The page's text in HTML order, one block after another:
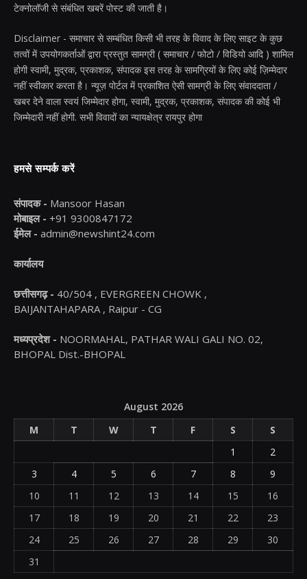
टेक्नोलॉजी से संबंधित खबरें पोस्ट की जाती है।
Disclaimer - समाचार से सम्बंधित किसी भी तरह के विवाद के लिए साइट के कुछ
तत्वों में उपयोगकर्ताओं द्वारा प्रस्तुत सामग्री ( समाचार / फोटो / विडियो आदि ) शामिल
होगी स्वामी, मुद्रक, प्रकाशक, संपादक इस तरह के सामग्रियों के लिए कोई ज़िम्मेदार
नहीं स्वीकार करता है। न्यूज़ पोर्टल में प्रकाशित ऐसी सामग्री के लिए संवाददाता /
खबर देने वाला स्वयं जिम्मेदार होगा, स्वामी, मुद्रक, प्रकाशक, संपादक की कोई भी
जिम्मेदारी नहीं होगी. सभी विवादों का न्यायक्षेत्र रायपुर होगा
हमसे सम्पर्क करें
संपादक - Mansoor Hasan
मोबाइल - +91 9300847172
ईमेल - admin@newshint24.com
कार्यालय
छत्तीसगढ़ - 40/504 , EVERGREEN CHOWK ,
BAIJANTAHAPARA , Raipur - CG
मध्यप्रदेश - NOORMAHAL, PATHAR WALI GALI NO. 02,
BHOPAL Dist.-BHOPAL
August 2026
M
T W T F S
S
1
2
3
4 5 6 7 8
9
10
11 12 13 14 15
16
17
18 19 20 21 22
23
24
25 26 27 28 29
30
31